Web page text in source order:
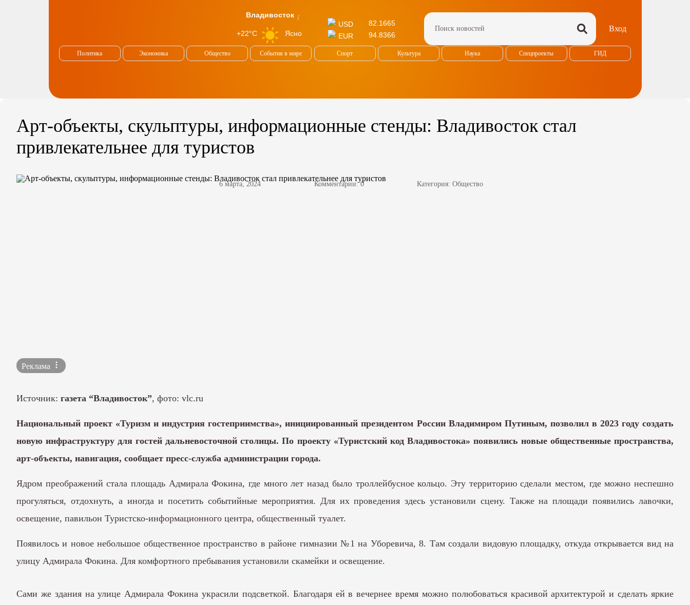
Владивосток
+22°C Ясно
USD
82.1665
EUR
94.8366
Вход
Политика Экономика Общество События в мире Спорт Культура Наука Спецпроекты ГИД
Арт-объекты, скульптуры, информационные стенды: Владивосток стал
привлекательнее для туристов
6 марта, 2024 Комментарии: 0 Категория: Общество
Реклама
Источник: газета “Владивосток”, фото: vlc.ru
Национальный проект «Туризм и индустрия гостеприимства», инициированный президентом России Владимиром Путиным, позволил в 2023 году создать
новую инфраструктуру для гостей дальневосточной столицы. По проекту «Туристский код Владивостока» появились новые общественные пространства,
арт-объекты, навигация, сообщает пресс-служба администрации города.
Ядром преображений стала площадь Адмирала Фокина, где много лет назад было троллейбусное кольцо. Эту территорию сделали местом, где можно неспешно
прогуляться, отдохнуть, а иногда и посетить событийные мероприятия. Для их проведения здесь установили сцену. Также на площади появились лавочки,
освещение, павильон Туристско-информационного центра, общественный туалет.
Появилось и новое небольшое общественное пространство в районе гимназии №1 на Уборевича, 8. Там создали видовую площадку, откуда открывается вид на
улицу Адмирала Фокина. Для комфортного пребывания установили скамейки и освещение.
Сами же здания на улице Адмирала Фокина украсили подсветкой. Благодаря ей в вечернее время можно полюбоваться красивой архитектурой и сделать яркие